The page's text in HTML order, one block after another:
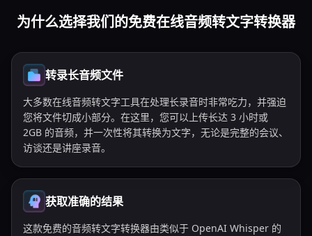
为什么选择我们的免费在线音频转文字转换器
转录长音频文件
大多数在线音频转文字工具在处理长录音时非常吃力，并强迫
您将文件切成小部分。在这里，您可以上传长达 3 小时或
2GB 的音频，并一次性将其转换为文字，无论是完整的会议、
访谈还是讲座录音。
获取准确的结果
这款免费的音频转文字转换器由类似于 OpenAI Whisper 的